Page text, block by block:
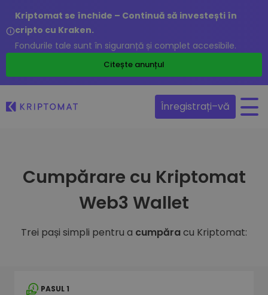
Kriptomat se închide – Continuă să investești în
cripto cu Kraken.
Fondurile tale sunt în siguranță și complet accesibile.
Citește anunțul
Înregistrați–vă
Cumpărare cu Kriptomat
Web3 Wallet
Trei pași simpli pentru a cumpăracu Kriptomat:
PASUL 1